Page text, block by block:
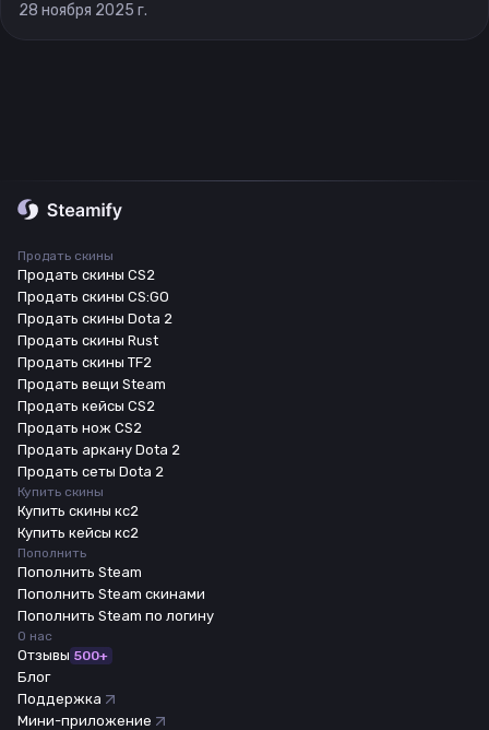
28 ноября 2025 г.
Продать скины
Продать скины CS2
Продать скины CS:GO
Продать скины Dota 2
Продать скины Rust
Продать скины TF2
Продать вещи Steam
Продать кейсы CS2
Продать нож CS2
Продать аркану Dota 2
Продать сеты Dota 2
Купить скины
Купить скины кс2
Купить кейсы кс2
Пополнить
Пополнить Steam
Пополнить Steam скинами
Пополнить Steam по логину
О нас
Отзывы 500+
Блог
Поддержка
Мини-приложение